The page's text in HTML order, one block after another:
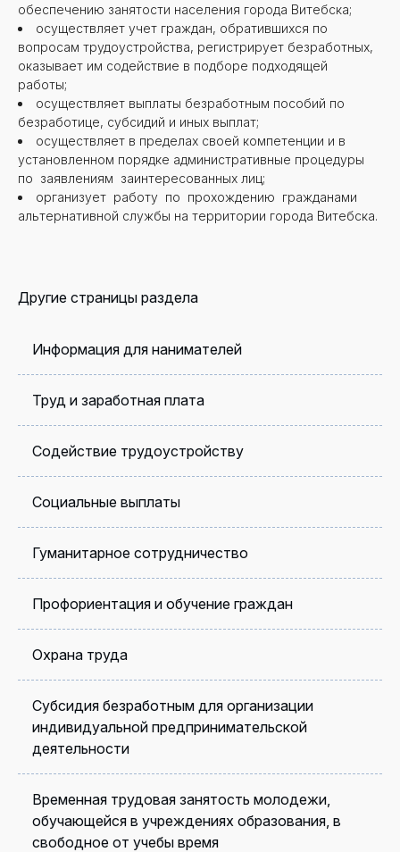
обеспечению занятости населения города Витебска;
осуществляет учет граждан, обратившихся по
вопросам трудоустройства, регистрирует безработных,
оказывает им содействие в подборе подходящей
работы;
осуществляет выплаты безработным пособий по
безработице, субсидий и иных выплат;
осуществляет в пределах своей компетенции и в
установленном порядке административные процедуры
по заявлениям заинтересованных лиц;
организует работу по прохождению гражданами
альтернативной службы на территории города Витебска.
Другие страницы раздела
Информация для нанимателей
Труд и заработная плата
Содействие трудоустройству
Социальные выплаты
Гуманитарное сотрудничество
Профориентация и обучение граждан
Охрана труда
Субсидия безработным для организации
индивидуальной предпринимательской
деятельности
Временная трудовая занятость молодежи,
обучающейся в учреждениях образования, в
свободное от учебы время